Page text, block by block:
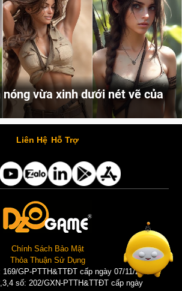
vừa xinh dưới nét vẽ của
Cùng đến với những hình ảnh Lala Croft của Tomb Raider dưới nét vẽ của AI. Một cô nàng xinh đẹp, nóng bỏng nhưng cũng rắn rỏi và mạnh mẽ.
Liên Hệ Hỗ Trợ
Chính Sách Bảo Mật
Thỏa Thuận Sử Dụng
GP-PTTH&TTĐT cấp ngày 07/11/2025 |
số: 202/GXN-PTTH&TTĐT cấp ngày